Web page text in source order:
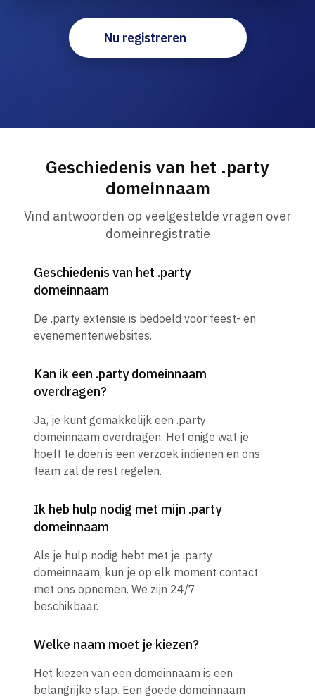
Nu registreren
Geschiedenis van het .party
domeinnaam
Vind antwoorden op veelgestelde vragen over
domeinregistratie
Geschiedenis van het .party
domeinnaam
De .party extensie is bedoeld voor feest- en
evenementenwebsites.
Kan ik een .party domeinnaam
overdragen?
Ja, je kunt gemakkelijk een .party
domeinnaam overdragen. Het enige wat je
hoeft te doen is een verzoek indienen en ons
team zal de rest regelen.
Ik heb hulp nodig met mijn .party
domeinnaam
Als je hulp nodig hebt met je .party
domeinnaam, kun je op elk moment contact
met ons opnemen. We zijn 24/7
beschikbaar.
Welke naam moet je kiezen?
Het kiezen van een domeinnaam is een
belangrijke stap. Een goede domeinnaam